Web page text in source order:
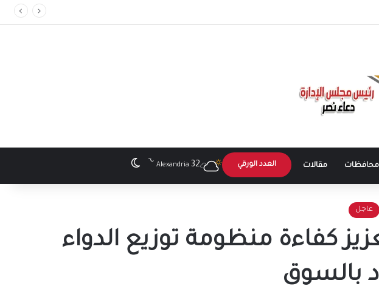
الصفقة وشروط القلعة البيضاء
محافظات مقالات العدد الورقي Alexandria 32
℃ الوضع المظلم
عاجل
كفاءة منظومة توزيع الدواء
بالسوق